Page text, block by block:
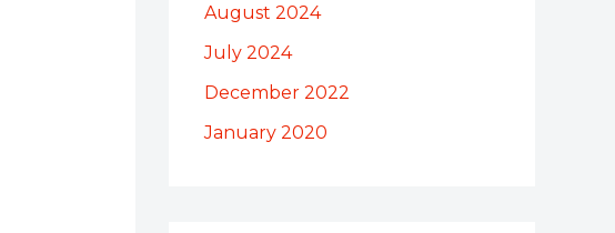
August 2024
July 2024
December 2022
January 2020